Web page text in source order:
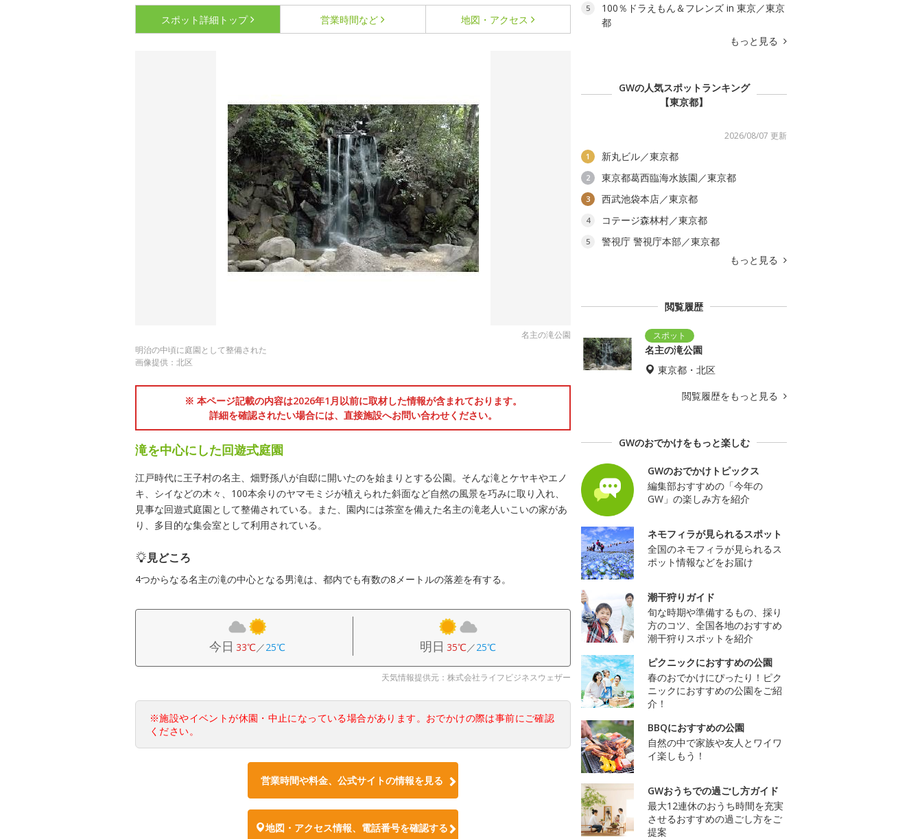
スポット詳細 トップ 営業時間など 地図・アクセス
名主の滝公園
明治の中頃に庭園として整備された
画像提供：北区
※ 本ページ記載の内容は2026年1月以前に取材した情報が含まれております。
詳細を確認されたい場合には、直接施設へお問い合わせください。
滝を中心にした回遊式庭園
江戸時代に王子村の名主、畑野孫八が自邸に開いたのを始まりとする公園。そんな滝とケヤキやエノ
キ、シイなどの木々、100本余りのヤマモミジが植えられた斜面など自然の風景を巧みに取り入れ、
見事な回遊式庭園として整備されている。また、園内には茶室を備えた名主の滝老人いこいの家があ
り、多目的な集会室として利用されている。
見どころ
4つからなる名主の滝の中心となる男滝は、都内でも有数の8メートルの落差を有する。
今日 33℃／25℃ 明日 35℃／25℃
天気情報提供元：株式会社ライフビジネスウェザー
※施設やイベントが休園・中止になっている場合があります。おでかけの際は事前にご確認
ください。
営業時間や料金、公式サイトの情報を見る
地図・アクセス情報、電話番号を確認する
5
100％ドラえもん＆フレンズ in 東京／東京
都
もっと見る
GWの人気スポットランキング
【東京都】
2026/08/07 更新
1 新丸ビル／東京都
2 東京都葛西臨海水族園／東京都
3 西武池袋本店／東京都
4 コテージ森林村／東京都
5
警視庁 警視庁本部／東京都
もっと見る
閲覧履歴
名主の滝公園
東京都・北区
閲覧履歴をもっと見る
GWのおでかけをもっと楽しむ
GWのおでかけトピックス
編集部おすすめの「今年の
GW」の楽しみ方を紹介
ネモフィラが見られるスポット
全国のネモフィラが見られるス
ポット情報などをお届け
潮干狩りガイド
旬な時期や準備するもの、採り
方のコツ、全国各地のおすすめ
潮干狩りスポットを紹介
ピクニックにおすすめの公園
春のおでかけにぴったり！ピク
ニックにおすすめの公園をご紹
介！
BBQにおすすめの公園
自然の中で家族や友人とワイワ
イ楽しもう！
GWおうちでの過ごし方ガイド
最大12連休のおうち時間を充実
させるおすすめの過ごし方をご
提案